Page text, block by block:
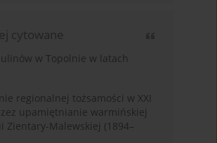
cytowane
w Topolnie w latach
regionalnej tożsamości w XXI
upamiętnianie warmińskiej
Zientary-Malewskiej (1894–